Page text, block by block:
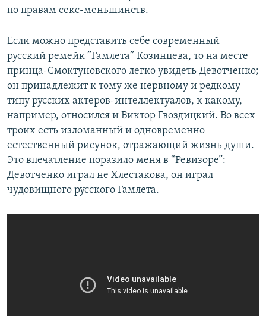
по правам секс-меньшинств.
Если можно представить себе современный
русский ремейк ”Гамлета” Козинцева, то на месте
принца-Смоктуновского легко увидеть Девотченко;
он принадлежит к тому же нервному и редкому
типу русских актеров-интеллектуалов, к какому,
например, относился и Виктор Гвоздицкий. Во всех
троих есть изломанный и одновременно
естественный рисунок, отражающий жизнь души.
Это впечатление поразило меня в “Ревизоре”:
Девотченко играл не Хлестакова, он играл
чудовищного русского Гамлета.